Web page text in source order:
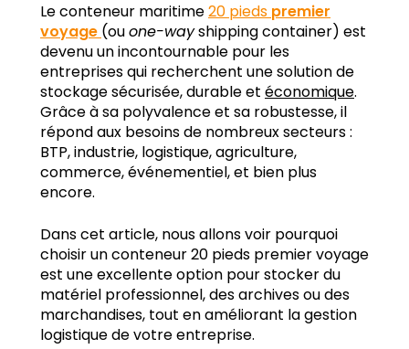
Le conteneur maritime20 piedspremier
voyage(ouone-wayshipping container) est
devenu un incontournable pour les
entreprises qui recherchent une solution de
stockage sécurisée, durable etéconomique.
Grâce à sa polyvalence et sa robustesse, il
répond aux besoins de nombreux secteurs :
BTP, industrie, logistique, agriculture,
commerce, événementiel, et bien plus
encore.
Dans cet article, nous allons voir pourquoi
choisir un conteneur 20 pieds premier voyage
est une excellente option pour stocker du
matériel professionnel, des archives ou des
marchandises, tout en améliorant la gestion
logistique de votre entreprise.